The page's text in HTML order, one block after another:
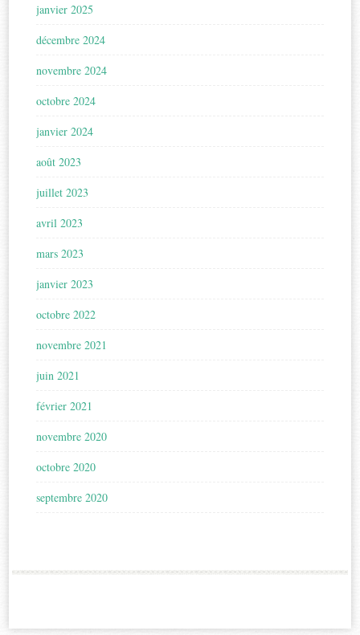
janvier 2025
décembre 2024
novembre 2024
octobre 2024
janvier 2024
août 2023
juillet 2023
avril 2023
mars 2023
janvier 2023
octobre 2022
novembre 2021
juin 2021
février 2021
novembre 2020
octobre 2020
septembre 2020